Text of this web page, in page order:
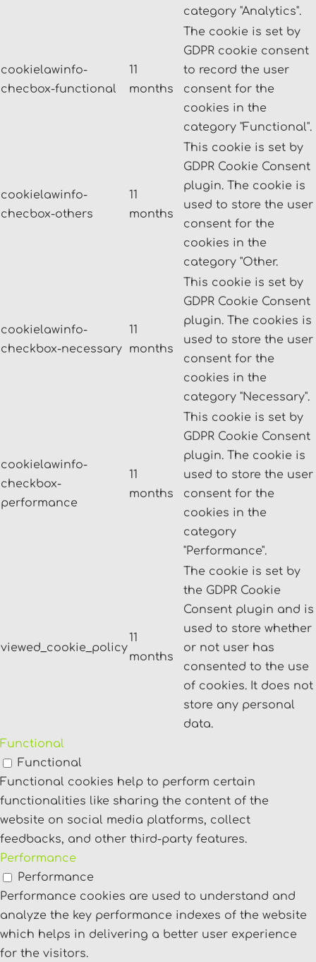
category "Analytics".
cookielawinfo-
checbox-functional
11
months
The cookie is set by
GDPR cookie consent
to record the user
consent for the
cookies in the
category "Functional".
cookielawinfo-
checbox-others
11
months
This cookie is set by
GDPR Cookie Consent
plugin. The cookie is
used to store the user
consent for the
cookies in the
category "Other.
cookielawinfo-
checkbox-necessary
11
months
This cookie is set by
GDPR Cookie Consent
plugin. The cookies is
used to store the user
consent for the
cookies in the
category "Necessary".
cookielawinfo-
checkbox-
performance
11
months
This cookie is set by
GDPR Cookie Consent
plugin. The cookie is
used to store the user
consent for the
cookies in the
category
"Performance".
viewed_cookie_policy
11
months
The cookie is set by
the GDPR Cookie
Consent plugin and is
used to store whether
or not user has
consented to the use
of cookies. It does not
store any personal
data.
Functional
Functional
Functional cookies help to perform certain
functionalities like sharing the content of the
website on social media platforms, collect
feedbacks, and other third-party features.
Performance
Performance
Performance cookies are used to understand and
analyze the key performance indexes of the website
which helps in delivering a better user experience
for the visitors.